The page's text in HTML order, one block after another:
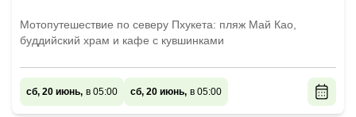
Мотопутешествие по северу Пхукета: пляж Май Као,
буддийский храм и кафе с кувшинками
сб, 20 июнь, в 05:00 сб, 20 июнь, в 05:00